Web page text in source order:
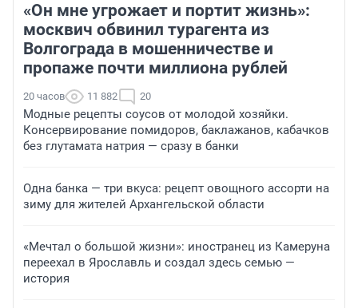
«Он мне угрожает и портит жизнь»:
москвич обвинил турагента из
Волгограда в мошенничестве и
пропаже почти миллиона рублей
20 часов 11 882 20
Модные рецепты соусов от молодой хозяйки.
Консервирование помидоров, баклажанов, кабачков
без глутамата натрия — сразу в банки
Одна банка — три вкуса: рецепт овощного ассорти на
зиму для жителей Архангельской области
«Мечтал о большой жизни»: иностранец из Камеруна
переехал в Ярославль и создал здесь семью —
история